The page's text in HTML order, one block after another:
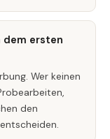
dem ersten
Wer keinen
den